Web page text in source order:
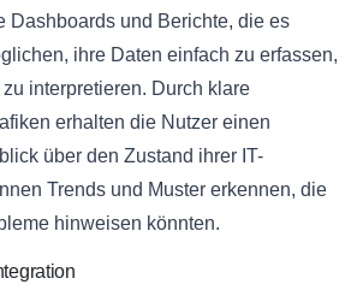
Dashboards und Berichte, die es
ihre Daten einfach zu erfassen,
interpretieren. Durch klare
erhalten die Nutzer einen
über den Zustand ihrer IT-
Trends und Muster erkennen, die
hinweisen könnten.